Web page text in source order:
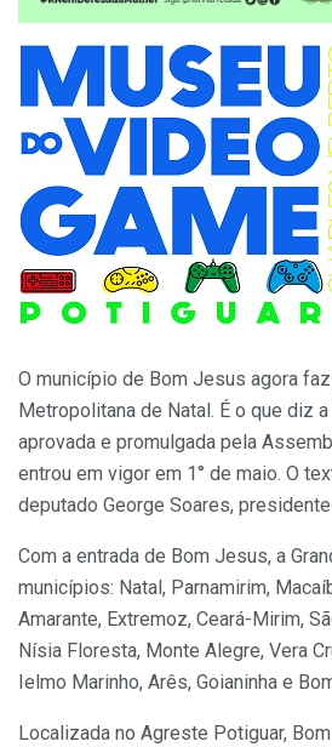
O município de Bom Jesus agora
Metropolitana de Natal. É o que diz
aprovada e promulgada pela
entrou em vigor em 1° de maio. O
deputado George Soares,
Com a entrada de Bom Jesus, a
municípios: Natal, Parnamirim,
Amarante, Extremoz, Ceará-Mirim,
Nísia Floresta, Monte Alegre, Vera
Ielmo Marinho, Arês, Goianinha e
Localizada no Agreste Potiguar,